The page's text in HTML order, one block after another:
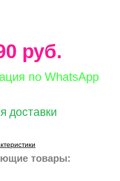
руб.
по WhatsApp
доставки
товары: